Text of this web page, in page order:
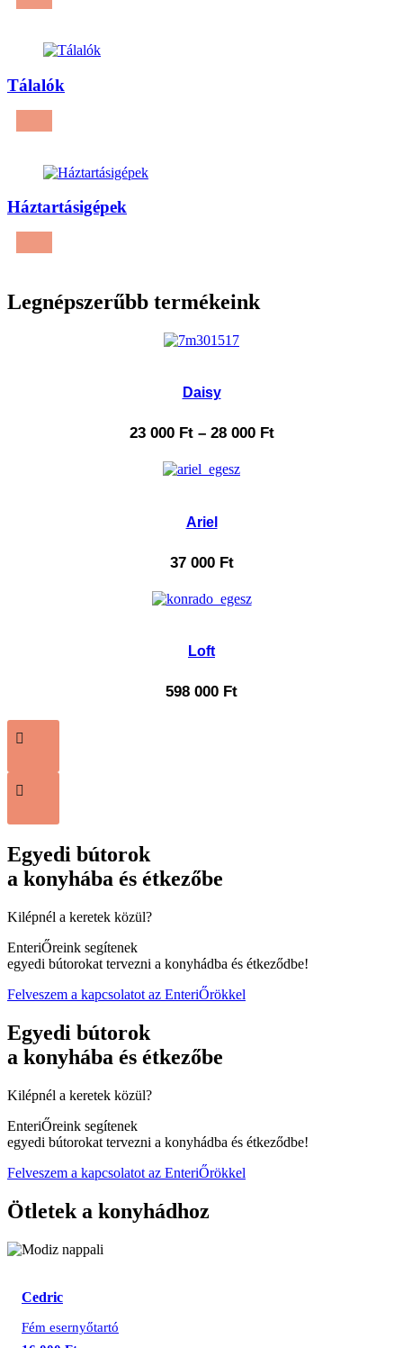
Tálalók
Háztartásigépek
Legnépszerűbb termékeink
Daisy
23 000 Ft– 28 000 Ft
Ariel
37 000 Ft
Loft
598 000 Ft
Egyedi bútorok
a konyhába és étkezőbe
Kilépnél a keretek közül?
EnteriŐreink segítenek
egyedi bútorokat tervezni a konyhádba és étkeződbe! ​
Felveszem a kapcsolatot az EnteriŐrökkel
Egyedi bútorok
a konyhába és étkezőbe
Kilépnél a keretek közül?
EnteriŐreink segítenek
egyedi bútorokat tervezni a konyhádba és étkeződbe! ​
Felveszem a kapcsolatot az EnteriŐrökkel
Ötletek a konyhádhoz
Cedric
Fém esernyőtartó